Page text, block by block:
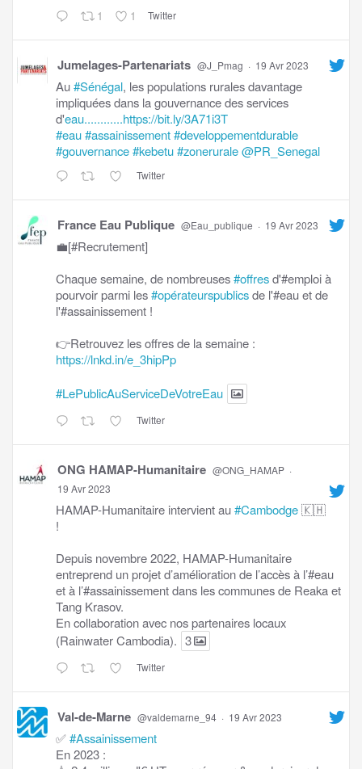
1 1 Twitter
Jumelages-Partenariats @J_Pmag · 19 Avr 2023
Au#Sénégal, les populations rurales davantage
impliquées dans la gouvernance des services
d'eau............https://bit.ly/3A71i3T
#eau#assainissement#developpementdurable
#gouvernance#kebetu#zonerurale@PR_Senegal
Twitter
France Eau Publique @Eau_publique · 19 Avr 2023
💼[#Recrutement]
Chaque semaine, de nombreuses#offresd'#emploi à
pourvoir parmi les#opérateurspublicsde l'#eau et de
l'#assainissement !
👉Retrouvez les offres de la semaine :
https://lnkd.in/e_3hipPp
#LePublicAuServiceDeVotreEau
Twitter
ONG HAMAP-Humanitaire @ONG_HAMAP ·
19 Avr 2023
HAMAP-Humanitaire intervient au#Cambodge🇰🇭
!
Depuis novembre 2022, HAMAP-Humanitaire
entreprend un projet d’amélioration de l’accès à l’#eau
et à l’#assainissement dans les communes de Reaka et
Tang Krasov.
En collaboration avec nos partenaires locaux
(Rainwater Cambodia). 3
Twitter
Val-de-Marne @valdemarne_94 · 19 Avr 2023
✅#Assainissement
En 2023 :